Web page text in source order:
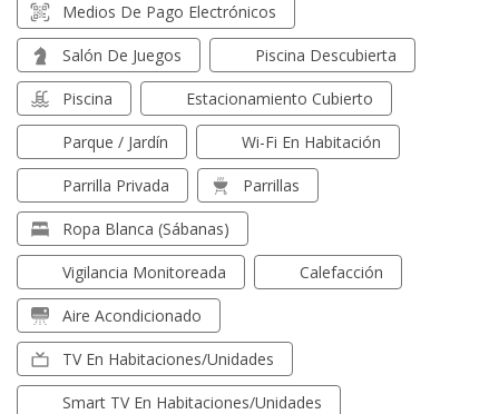
Medios De Pago Electrónicos
Salón De Juegos Piscina Descubierta
Piscina Estacionamiento Cubierto
Parque / Jardín Wi-Fi En Habitación
Parrilla Privada Parrillas
Ropa Blanca (sábanas)
Vigilancia Monitoreada Calefacción
Aire Acondicionado
TV En Habitaciones/unidades
Smart TV En Habitaciones/unidades